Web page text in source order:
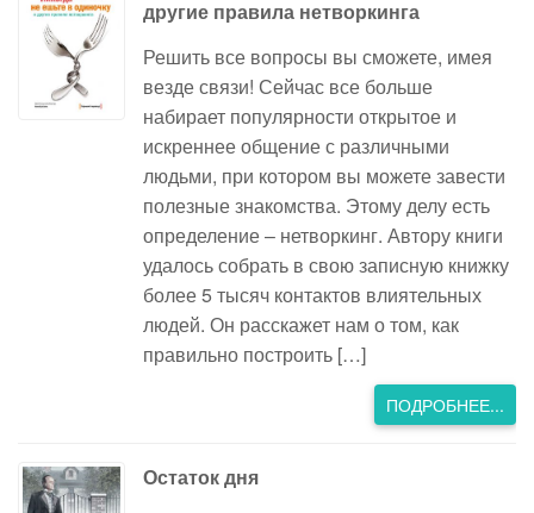
другие правила нетворкинга
Решить все вопросы вы сможете, имея
везде связи! Сейчас все больше
набирает популярности открытое и
искреннее общение с различными
людьми, при котором вы можете завести
полезные знакомства. Этому делу есть
определение – нетворкинг. Автору книги
удалось собрать в свою записную книжку
более 5 тысяч контактов влиятельных
людей. Он расскажет нам о том, как
правильно построить […]
ПОДРОБНЕЕ...
Остаток дня